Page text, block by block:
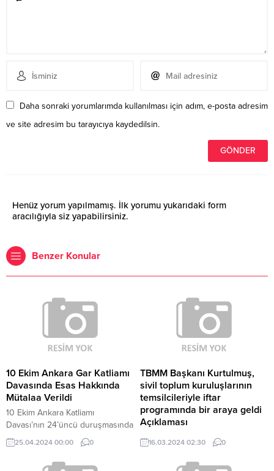
Daha sonraki yorumlarımda kullanılması için adım, e-posta adresim
ve site adresim bu tarayıcıya kaydedilsin.
Henüz yorum yapılmamış. İlk yorumu yukarıdaki form
aracılığıyla siz yapabilirsiniz.
Benzer Konular
10 Ekim Ankara Gar Katliamı
Davasında Esas Hakkında
Mütalaa Verildi
10 Ekim Ankara Katliamı
Davası’nın 24’üncü duruşmasında
esas hakkında mütalaa verildi.
Dava dosyasına insanlığa karşı
suçtan uzman raporu da girerken,
25.04.2024 00:00 0
TBMM Başkanı Kurtulmuş,
sivil toplum kuruluşlarının
temsilcileriyle iftar
programında bir araya geldi
Açıklaması
TBMM Başkanı Numan Kurtulmuş,
"Sivil toplum, büyük bir Filistin
duyarlılığı, Gazze'deki katliama,
16.03.2024 02:30 0